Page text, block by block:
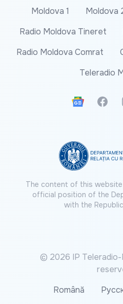
Moldova 1 Moldova
Radio Moldova Tineret
Radio Moldova Comrat
Teleradio
Google News
The content of this
official position of the
with the
© 2026 IP Teleradio-
Română